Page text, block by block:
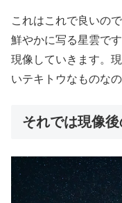
これはこれで良いの
鮮やかに写る星雲で
現像していきます。
いテキトウなものな
それでは現像後